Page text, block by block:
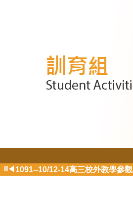
⏸◀ 1091--10/12-14高三校外教學參觀